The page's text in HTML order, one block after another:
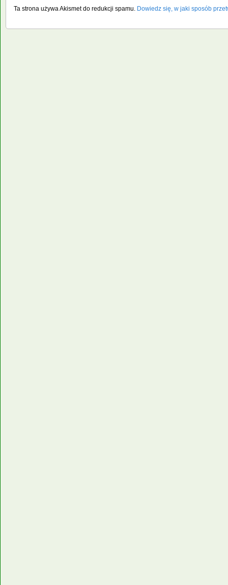
Ta strona używa Akismet do redukcji spamu. Dowiedz się, w jaki sposób